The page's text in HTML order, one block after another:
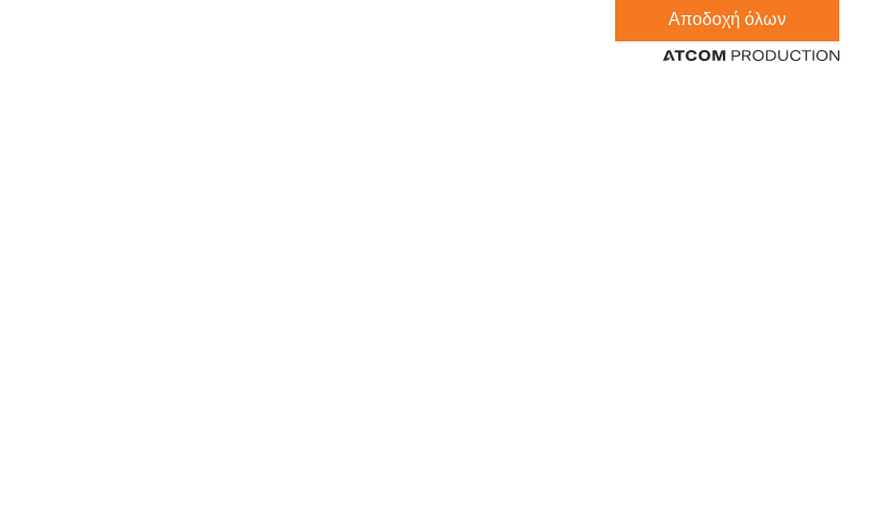
Αποδοχή όλων